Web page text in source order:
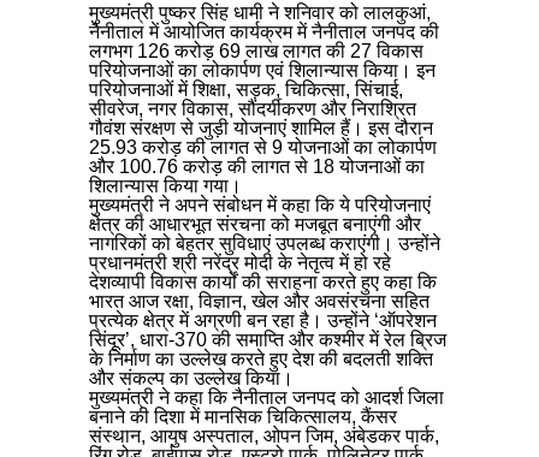
मुख्यमंत्री पुष्कर सिंह धामी ने शनिवार को लालकुआं,
नैनीताल में आयोजित कार्यक्रम में नैनीताल जनपद की
लगभग 126 करोड़ 69 लाख लागत की 27 विकास
परियोजनाओं का लोकार्पण एवं शिलान्यास किया। इन
परियोजनाओं में शिक्षा, सड़क, चिकित्सा, सिंचाई,
सीवरेज, नगर विकास, सौंदर्यीकरण और निराश्रित
गौवंश संरक्षण से जुड़ी योजनाएं शामिल हैं। इस दौरान
25.93 करोड़ की लागत से 9 योजनाओं का लोकार्पण
और 100.76 करोड़ की लागत से 18 योजनाओं का
शिलान्यास किया गया।
मुख्यमंत्री ने अपने संबोधन में कहा कि ये परियोजनाएं
क्षेत्र की आधारभूत संरचना को मजबूत बनाएंगी और
नागरिकों को बेहतर सुविधाएं उपलब्ध कराएंगी। उन्होंने
प्रधानमंत्री श्री नरेंद्र मोदी के नेतृत्व में हो रहे
देशव्यापी विकास कार्यों की सराहना करते हुए कहा कि
भारत आज रक्षा, विज्ञान, खेल और अवसंरचना सहित
प्रत्येक क्षेत्र में अग्रणी बन रहा है। उन्होंने ‘ऑपरेशन
सिंदूर’, धारा-370 की समाप्ति और कश्मीर में रेल ब्रिज
के निर्माण का उल्लेख करते हुए देश की बदलती शक्ति
और संकल्प का उल्लेख किया।
मुख्यमंत्री ने कहा कि नैनीताल जनपद को आदर्श जिला
बनाने की दिशा में मानसिक चिकित्सालय, कैंसर
संस्थान, आयुष अस्पताल, ओपन जिम, अंबेडकर पार्क,